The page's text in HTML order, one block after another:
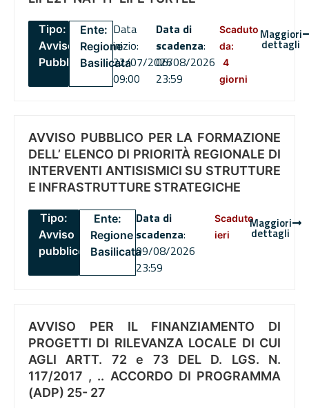
Tipo:
Avviso
Pubblico
Ente:
Regione
Basilicata
Data
inizio:
22/07/2026
09:00
Data di
scadenza:
06/08/2026
23:59
Scaduto
da:
4
giorni
Maggiori
dettagli
AVVISO PUBBLICO PER LA FORMAZIONE
DELL’ ELENCO DI PRIORITÀ REGIONALE DI
INTERVENTI ANTISISMICI SU STRUTTURE
E INFRASTRUTTURE STRATEGICHE
Tipo:
Avviso
pubblico
Ente:
Regione
Basilicata
Data di
scadenza:
09/08/2026
23:59
Scaduto
ieri
Maggiori
dettagli
AVVISO PER IL FINANZIAMENTO DI
PROGETTI DI RILEVANZA LOCALE DI CUI
AGLI ARTT. 72 e 73 DEL D. LGS. N.
117/2017 , .. ACCORDO DI PROGRAMMA
(ADP) 25- 27